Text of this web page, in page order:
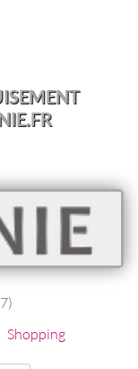
Shopping